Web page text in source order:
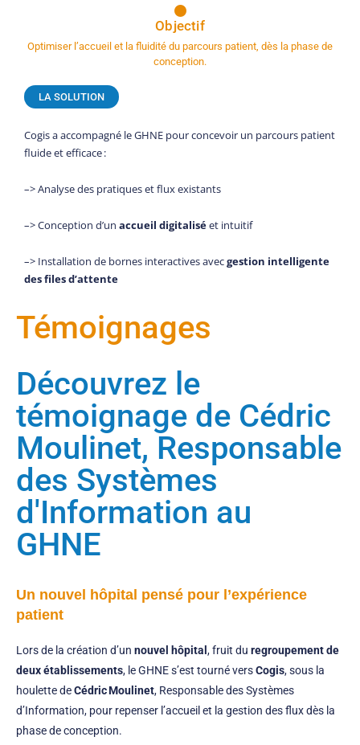
Objectif
Optimiser l’accueil et la fluidité du parcours patient, dès la phase de
conception.
LA SOLUTION
Cogis a accompagné le GHNE pour concevoir un parcours patient
fluide et efficace :
–> Analyse des pratiques et flux existants
–> Conception d’un accueil digitaliséet intuitif
–> Installation de bornes interactives avecgestion intelligente
des files d’attente
Témoignages
Découvrez le
témoignage de Cédric
Moulinet, Responsable
des Systèmes
d'Information au
GHNE
Un nouvel hôpital pensé pour l’expérience
patient
Lors de la création d’un nouvel hôpital, fruit du regroupement de
deux établissements, le GHNE s’est tourné versCogis, sous la
houlette deCédric Moulinet, Responsable des Systèmes
d’Information, pour repenser l’accueil et la gestion des flux dès la
phase de conception.